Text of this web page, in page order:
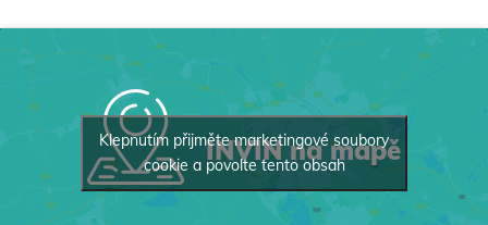
INVIN na mapě
Klepnutím přijměte marketingové soubory
cookie a povolte tento obsah